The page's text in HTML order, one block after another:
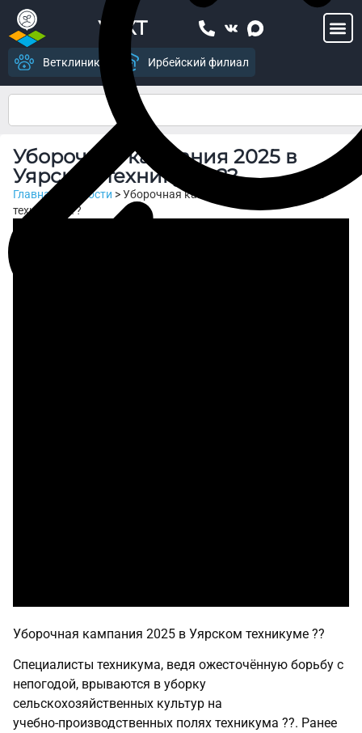
УСХТ
Ветклиника Ирбейский филиал
Уборочная кампания 2025 в
Уярском техникуме ??
Главная Новости >Уборочная кампания 2025 в Уярском
техникуме ??
Уборочная кампания 2025 в Уярском техникуме ??
Специалисты техникума, ведя ожесточённую борьбу с
непогодой, врываются в уборку
сельскохозяйственных культур на
учебно‑производственных полях техникума ??. Ранее